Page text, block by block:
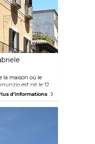
la maison où le
est né le 12
avec une
Adepte de
à façonner la
des poèmes
d'informations